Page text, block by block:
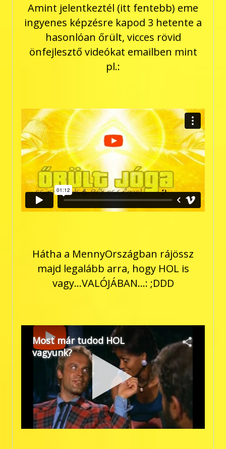
Amint jelentkeztél (itt fentebb) eme
ingyenes képzésre kapod 3 hetente a
hasonlóan őrült, vicces rövid
önfejlesztő videókat emailben mint
pl.:
Hátha a MennyOrszágban rájössz
majd legalább arra, hogy HOL is
vagy...VALÓJÁBAN...: ;DDD